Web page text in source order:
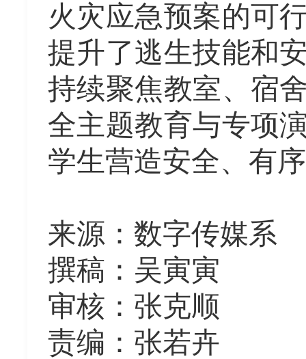
火灾应急预案的可
提升了逃生技能和
持续聚焦教室、宿
全主题教育与专项
学生营造安全、有
来源 ： 数字传媒系
撰稿： 吴寅寅
审核： 张克顺
责编：张若卉